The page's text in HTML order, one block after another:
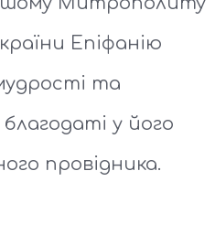
Епіфанію
та
у його
провідника.